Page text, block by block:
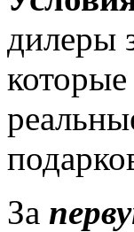
дилеры
За